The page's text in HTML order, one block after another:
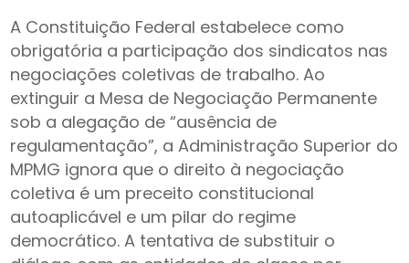
A Constituição Federal estabelece como
obrigatória a participação dos sindicatos nas
negociações coletivas de trabalho. Ao
extinguir a Mesa de Negociação Permanente
sob a alegação de “ausência de
regulamentação”, a Administração Superior do
MPMG ignora que o direito à negociação
coletiva é um preceito constitucional
autoaplicável e um pilar do regime
democrático. A tentativa de substituir o